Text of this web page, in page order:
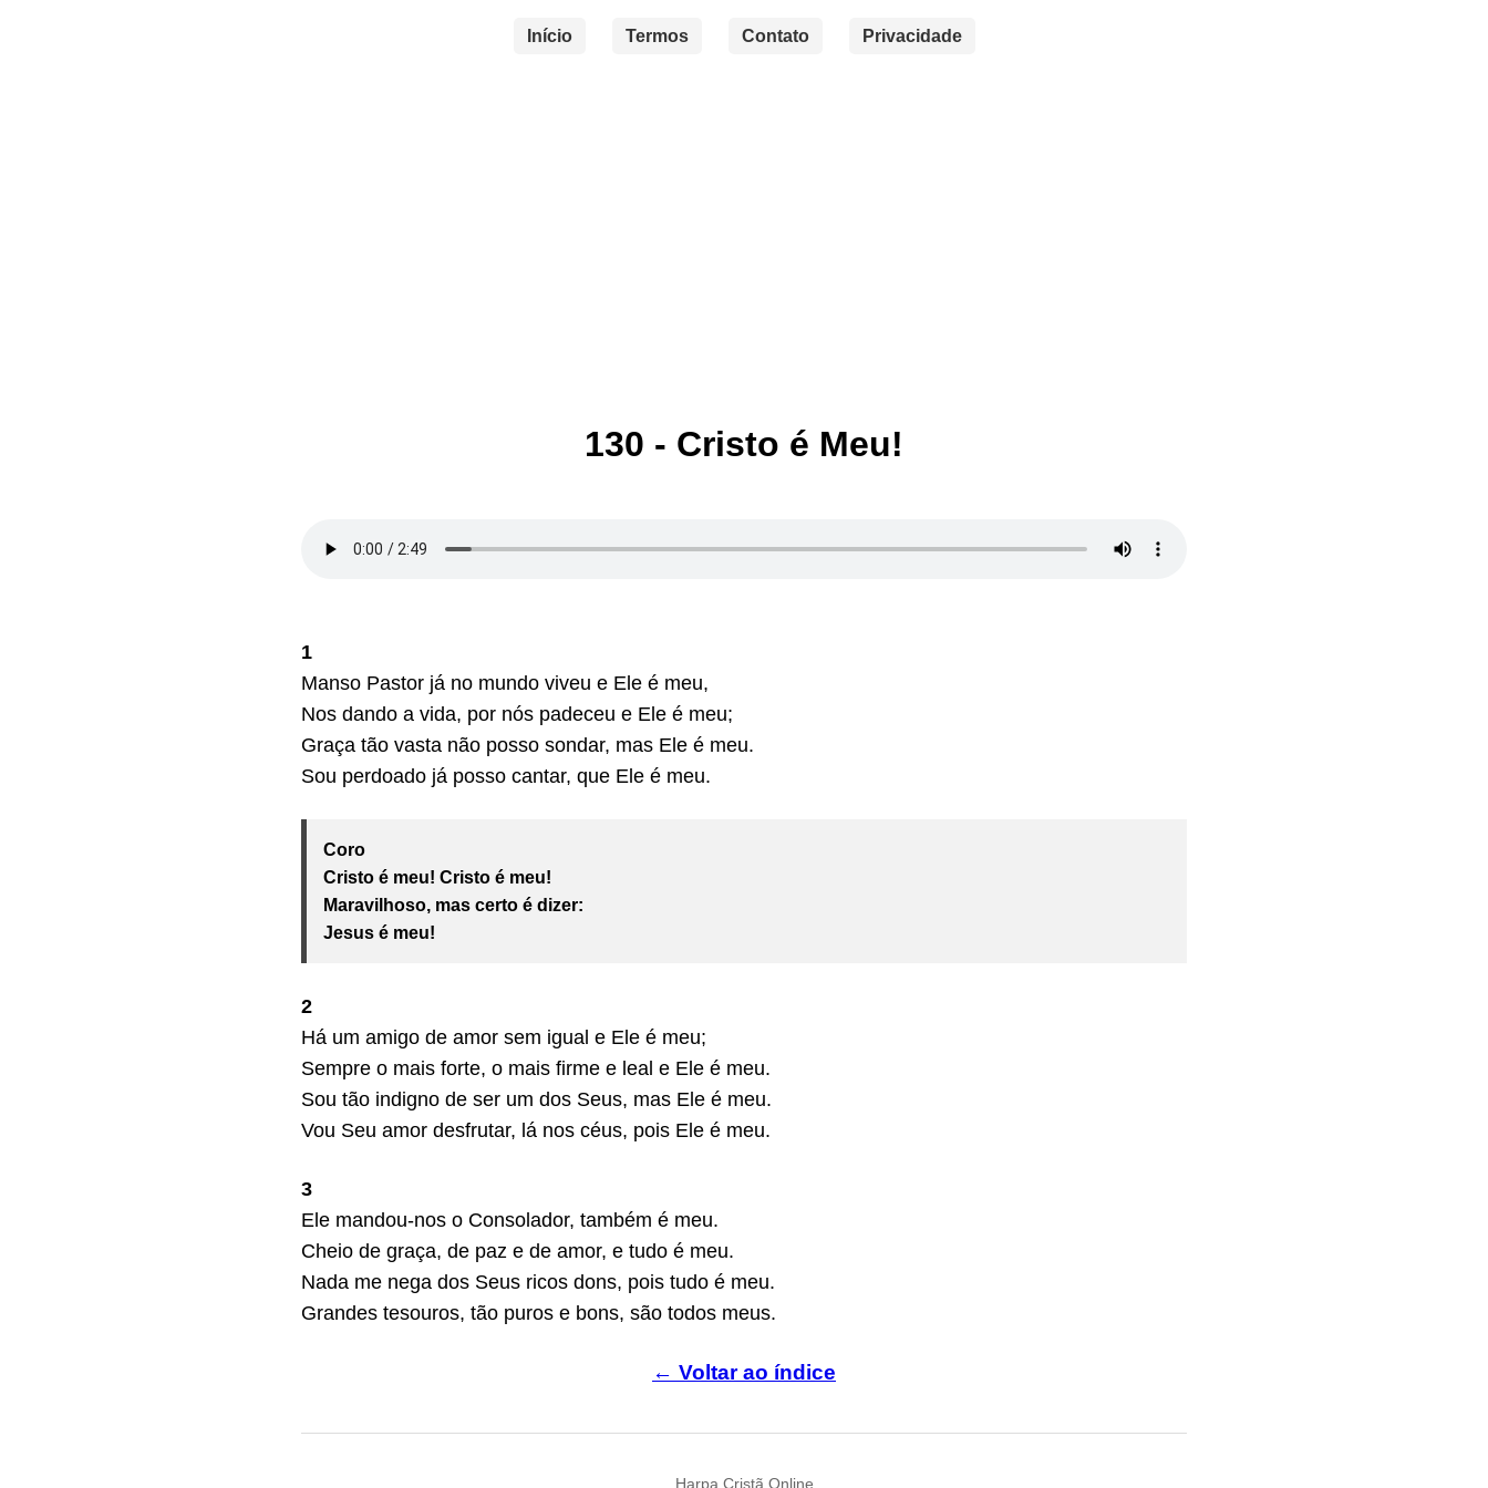
Início Termos Contato Privacidade
130 - Cristo é Meu!
1
Manso Pastor já no mundo viveu e Ele é meu,
Nos dando a vida, por nós padeceu e Ele é meu;
Graça tão vasta não posso sondar, mas Ele é meu.
Sou perdoado já posso cantar, que Ele é meu.
Coro
Cristo é meu! Cristo é meu!
Maravilhoso, mas certo é dizer:
Jesus é meu!
2
Há um amigo de amor sem igual e Ele é meu;
Sempre o mais forte, o mais firme e leal e Ele é meu.
Sou tão indigno de ser um dos Seus, mas Ele é meu.
Vou Seu amor desfrutar, lá nos céus, pois Ele é meu.
3
Ele mandou-nos o Consolador, também é meu.
Cheio de graça, de paz e de amor, e tudo é meu.
Nada me nega dos Seus ricos dons, pois tudo é meu.
Grandes tesouros, tão puros e bons, são todos meus.
← Voltar ao índice
Harpa Cristã Online